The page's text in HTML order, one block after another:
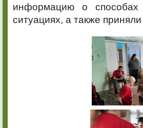
информацию о
ситуациях, а также